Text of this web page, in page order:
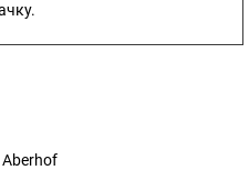
Aberhof